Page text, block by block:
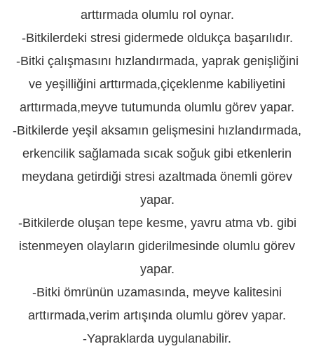
arttırmada olumlu rol oynar.
-Bitkilerdeki stresi gidermede oldukça başarılıdır.
-Bitki çalışmasını hızlandırmada, yaprak genişliğini
ve yeşilliğini arttırmada,çiçeklenme kabiliyetini
arttırmada,meyve tutumunda olumlu görev yapar.
-Bitkilerde yeşil aksamın gelişmesini hızlandırmada,
erkencilik sağlamada sıcak soğuk gibi etkenlerin
meydana getirdiği stresi azaltmada önemli görev
yapar.
-Bitkilerde oluşan tepe kesme, yavru atma vb. gibi
istenmeyen olayların giderilmesinde olumlu görev
yapar.
-Bitki ömrünün uzamasında, meyve kalitesini
arttırmada,verim artışında olumlu görev yapar.
-Yapraklarda uygulanabilir.